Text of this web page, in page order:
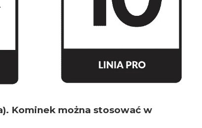
Kominek można stosować w